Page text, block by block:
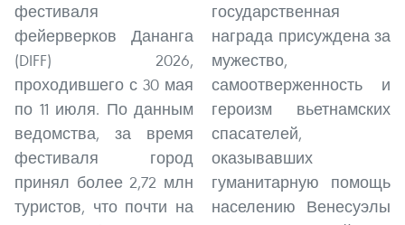
фестиваля
фейерверков Дананга
(DIFF) 2026,
проходившего с 30 мая
по 11 июля. По данным
ведомства, за время
фестиваля город
принял более 2,72 млн
туристов, что почти на
государственная
награда присуждена за
мужество,
самоотверженность и
героизм вьетнамских
спасателей,
оказывавших
гуманитарную помощь
населению Венесуэлы